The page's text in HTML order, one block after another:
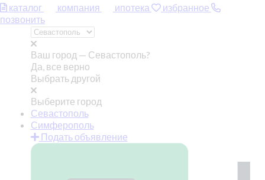
каталог компания ипотека
избранное
позвонить
Ваш город — Севастополь?
Да, все верно
Выбрать другой
Выберите город
Севастополь
Симферополь
Подать объявление